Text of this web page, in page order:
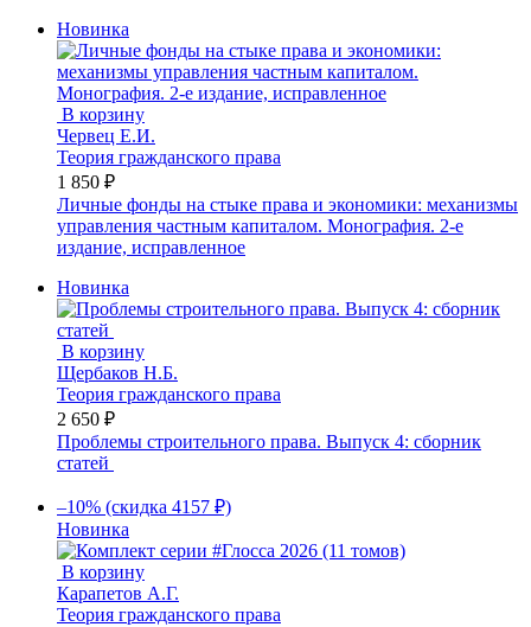
Новинка
В корзину
Червец Е.И.
Теория гражданского права
1 850 ₽
Личные фонды на стыке права и экономики: механизмы
управления частным капиталом. Монография. 2-е
издание, исправленное
Новинка
В корзину
Щербаков Н.Б.
Теория гражданского права
2 650 ₽
Проблемы строительного права. Выпуск 4: сборник
статей
–10% (скидка 4157 ₽)
Новинка
В корзину
Карапетов А.Г.
Теория гражданского права